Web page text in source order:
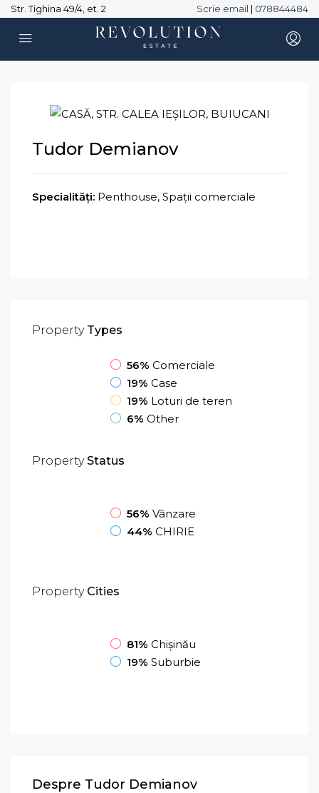
Str. Tighina 49/4, et. 2 Scrie email | 078844484
Tudor Demianov
Specialități: Penthouse, Spații comerciale
PropertyTypes
56% Comerciale
19% Case
19% Loturi de teren
6% Other
PropertyStatus
56% Vânzare
44% CHIRIE
PropertyCities
81% Chișinău
19% Suburbie
Despre Tudor Demianov